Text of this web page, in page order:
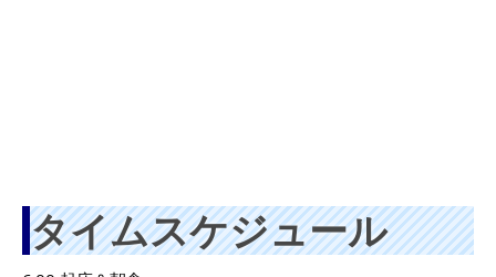
タイムスケジュール